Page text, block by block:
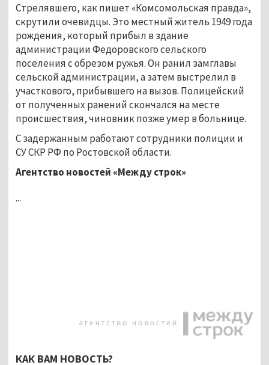
Стрелявшего, как пишет «Комсомольская правда»,
скрутили очевидцы. Это местный житель 1949 года
рождения, который прибыл в здание
администрации Федоровского сельского
поселения с обрезом ружья. Он ранил замглавы
сельской администрации, а затем выстрелил в
участкового, прибывшего на вызов. Полицейский
от полученных ранений скончался на месте
происшествия, чиновник позже умер в больнице.
С задержанным работают сотрудники полиции и
СУ СКР РФ по Ростовской области.
Агентство новостей «Между строк»
...
КАК ВАМ НОВОСТЬ?